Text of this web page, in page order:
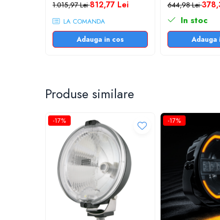
Proiectoare Full LED
Proiectoare Halogen plus LED
Dispozitive Avertizare
Avertizare sonora
Claxoane Auto si Semnale Electrice de
Goarne si trompete cu aer
Benzi si placi reflectorizante
Girofaruri auto si camion
Goarne / Trompete Pneumatice
Kituri Instalare Goarne Pneumatice
Rampe luminoase girofar
lumină de poziție;
lumină de conducere;
Proiectorul Halogen cu poziție TIR Rotund HO2, este
Se montează în partea din față pe bara de protecție,
Proiectorul Halogen cu poziție TIR Rotund HO2, se
reduse.
Becurile nu sunt incluse, se pot achiziționă separat.
1.015,97 Lei812,77 Lei
LA COMANDA
Adauga in cos
644,98 Lei
In stoc
Adauga
Produse similare
-17% -17%